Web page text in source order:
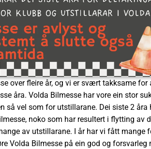
over fleire år, og vi er svært takksame for
åra. Volda Bilmesse har vore ein stor
så vel som for utstillarane. Dei siste 2 åra
noko som har resultert i flytting av
av utstillarane. I år har vi fått mange
Volda Bilmesse på ein god og forsvarleg